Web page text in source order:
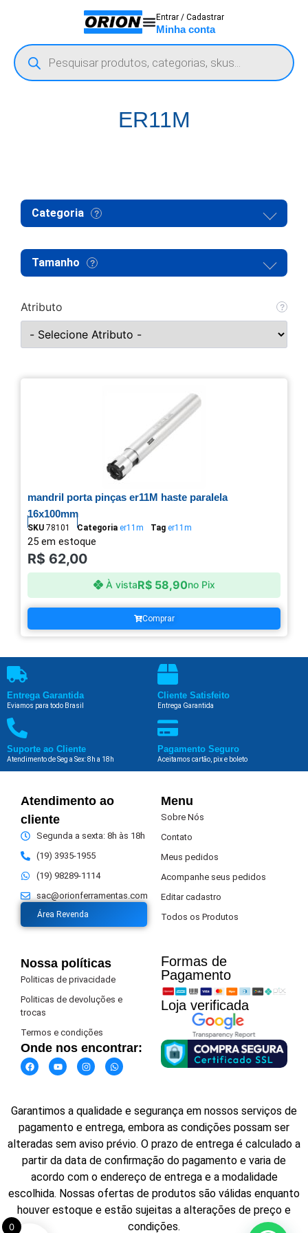
Entrar / Cadastrar
Minha conta
ER11M
Categoria
Tamanho
Atributo
mandril porta pinças er11M haste paralela
16x100mm
SKU 78101 Categoria er11m Tag er11m
25 em estoque
R$ 62,00
À vistaR$58,90no Pix
Comprar
Entrega Garantida
Eviamos para todo Brasil
Cliente Satisfeito
Entrega Garantida
Suporte ao Cliente
Atendimento de Seg a Sex: 8h a 18h
Pagamento Seguro
Aceitamos cartão, pix e boleto
Atendimento ao
cliente
Segunda a sexta: 8h às 18h
(19) 3935-1955
(19) 98289-1114
sac@orionferramentas.com
Área Revenda
Menu
Sobre Nós
Contato
Meus pedidos
Acompanhe seus pedidos
Editar cadastro
Todos os Produtos
Nossa políticas
Politicas de privacidade
Politicas de devoluções e
trocas
Termos e condições
Onde nos encontrar:
Formas de
Pagamento​
Loja verificada
Garantimos a qualidade e segurança em nossos serviços de
pagamento e entrega, embora as condições possam ser
alteradas sem aviso prévio. O prazo de entrega é calculado a
partir da data de confirmação do pagamento e varia de
acordo com o endereço de entrega e a modalidade
escolhida. Nossas ofertas de produtos são válidas enquanto
houver estoque e estão sujeitas a alterações de preço e
condições.
0